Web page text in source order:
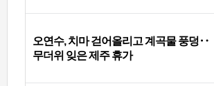
오연수, 치마 걷어올리고 계곡물 풍덩‥
무더위 잊은 제주 휴가